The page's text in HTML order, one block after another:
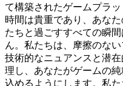
て構築されたゲームプラ
時間は貴重であり、あな
たちと過ごすすべての瞬
ん。私たちは、摩擦のな
技術的なニュアンスと潜
理し、あなたがゲームの
込めるようにします。私